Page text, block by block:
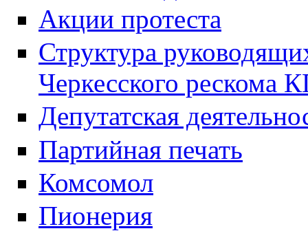
Акции протеста
Структура
Черкесского рескома
Депутатская
Партийная печать
Комсомол
Пионерия